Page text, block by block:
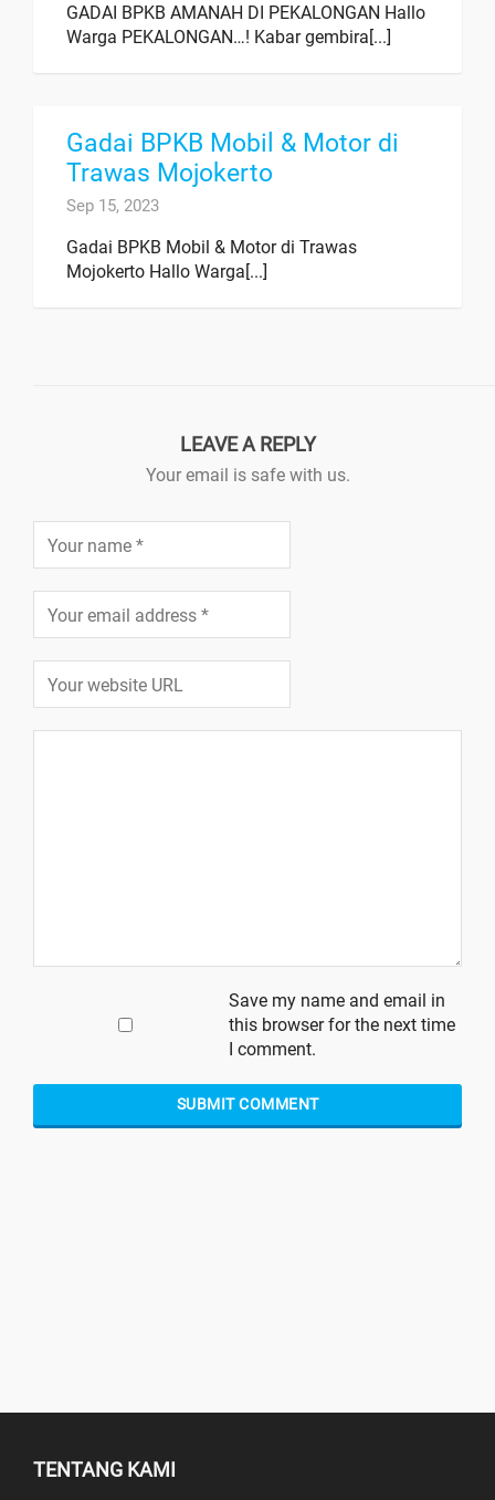
GADAI BPKB AMANAH DI PEKALONGAN Hallo
Warga PEKALONGAN…! Kabar gembira[...]
Gadai BPKB Mobil & Motor di
Trawas Mojokerto
Sep 15, 2023
Gadai BPKB Mobil & Motor di Trawas
Mojokerto Hallo Warga[...]
LEAVE A REPLY
Your email is safe with us.
Save my name and email in
this browser for the next time
I comment.
TENTANG KAMI